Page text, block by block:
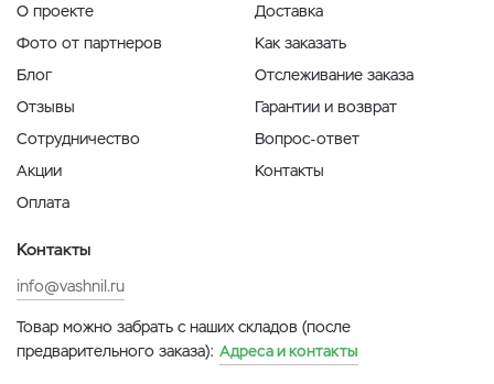
О проекте
Фото от партнеров
Блог
Отзывы
Сотрудничество
Акции
Оплата
Доставка
Как заказать
Отслеживание заказа
Гарантии и возврат
Вопрос-ответ
Контакты
Контакты
info@vashnil.ru
Товар можно забрать с наших складов (после
предварительного заказа): Адреса и контакты